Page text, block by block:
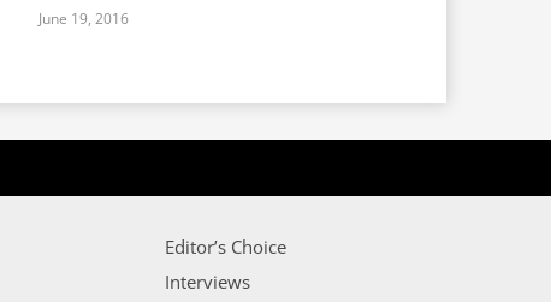
June 19, 2016
Editor’s Choice
Interviews